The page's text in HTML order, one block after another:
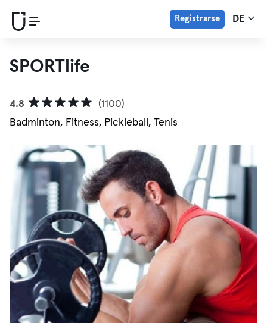
Registrarse DE
SPORTlife
4.8
(1100)
Badminton, Fitness, Pickleball, Tenis